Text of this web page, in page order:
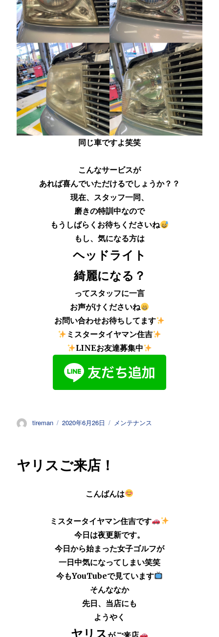
同じ車ですよ笑笑
こんなサービスが
あれば喜んでいただけるでしょうか？？
現在、スタッフ一同、
磨きの特訓中なので
もうしばらくお待ちくださいね
もし、気になる方は
ヘッドライト
綺麗になる？
ってスタッフに一言
お声がけくださいね
お問い合わせお待ちしてます
ミスタータイヤマン住吉
LINEお友達募集中
投
tireman
投
2020年6月26日
カ
メンテナンス
ヤリスご来店！
こんばんは
ミスタータイヤマン住吉です
今日は夜更新です。
今日から始まった女子ゴルフが
一日中気になってしまい笑笑
今もYouTubeで見ています
そんななか
先日、当店にも
ようやく
ヤリスがご来店